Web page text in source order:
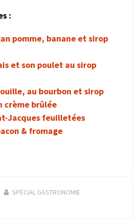
:
pomme, banane et sirop
et son poulet au sirop
au bourbon et sirop
crème brûlée
Jacques feuilletées
& fromage
SPÉCIAL GASTRONOMIE